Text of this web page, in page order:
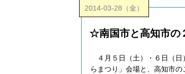
2014-03-28（金）
☆南国市と高知市の
４月５日（土）・６日（日
らまつり」会場と、高知市